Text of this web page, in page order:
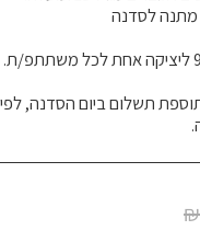
תשלום ביום הסדנה,
₪